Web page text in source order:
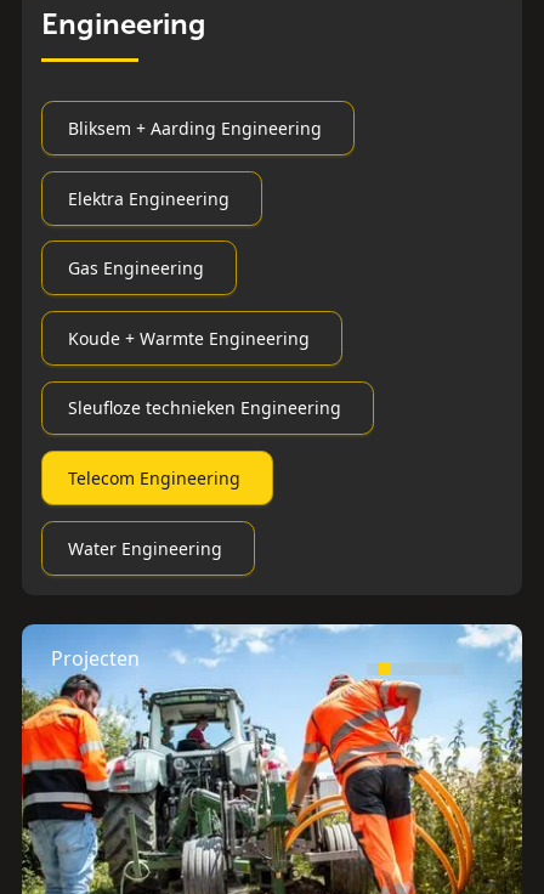
Engineering
Bliksem + Aarding Engineering
Elektra Engineering
Gas Engineering
Koude + Warmte Engineering
Sleufloze technieken Engineering
Telecom Engineering
Water Engineering
Projecten